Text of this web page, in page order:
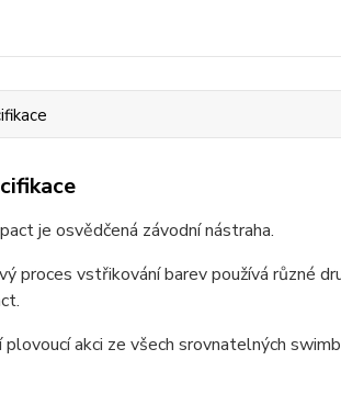
je osvědčená závodní nástraha.
proces vstřikování barev používá různé
akci ze všech srovnatelných